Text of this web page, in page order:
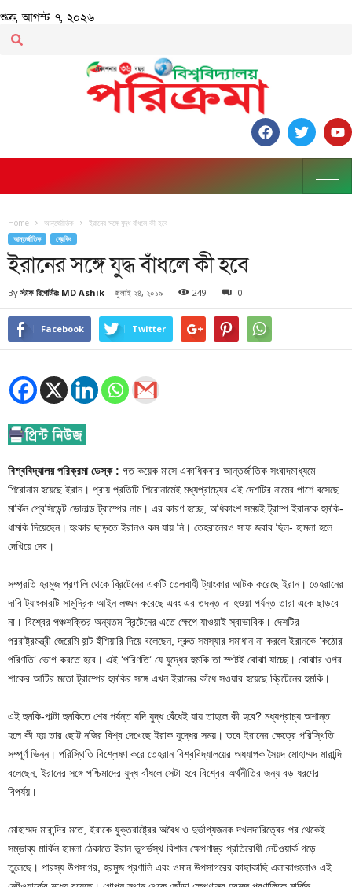
শুক্র, আগস্ট ৭, ২০২৬
Home আন্তর্জাতিক ইরানের সঙ্গে যুদ্ধ বাঁধলে কী হবে
আন্তর্জাতিক ব্রেকিং
ইরানের সঙ্গে যুদ্ধ বাঁধলে কী হবে
By স্টাফ রিপোর্টারঃ MD Ashik - জুলাই ২৪, ২০১৯ 249 0
Facebook Twitter
বিশ্ববিদ্যালয় পরিক্রমা ডেস্ক : গত কয়েক মাসে একাধিকবার আন্তর্জাতিক সংবাদমাধ্যমে
শিরোনাম হয়েছে ইরান। প্রায় প্রতিটি শিরোনামেই মধ্যপ্রাচ্যের এই দেশটির নামের পাশে বসেছে
মার্কিন প্রেসিডেন্ট ডোনাল্ড ট্রাম্পের নাম। এর কারণ হচ্ছে, অধিকাংশ সময়ই ট্রাম্প ইরানকে হুমকি-
ধামকি দিয়েছেন। হুংকার ছাড়তে ইরানও কম যায় নি। তেহরানেরও সাফ জবাব ছিল- হামলা হলে
দেখিয়ে দেব।
সম্প্রতি হরমুজ প্রণালি থেকে ব্রিটেনের একটি তেলবাহী ট্যাংকার আটক করেছে ইরান। তেহরানের
দাবি ট্যাংকারটি সামুদ্রিক আইন লঙ্ঘন করেছে এবং এর তদন্ত না হওয়া পর্যন্ত তারা একে ছাড়বে
না। বিশ্বের পঞ্চশক্তির অন্যতম ব্রিটেনের এতে ক্ষেপে যাওয়াই স্বাভাবিক। দেশটির
পররাষ্ট্রমন্ত্রী জেরেমি হান্ট হুঁশিয়ারি দিয়ে বলেছেন, দ্রুত সমস্যার সমাধান না করলে ইরানকে ‘কঠোর
পরিণতি’ ভোগ করতে হবে। এই ‘পরিণতি’ যে যুদ্ধের হুমকি তা স্পষ্টই বোঝা যাচ্ছে। বোঝার ওপর
শাকের আটির মতো ট্রাম্পের হুমকির সঙ্গে এখন ইরানের কাঁধে সওয়ার হয়েছে ব্রিটেনের হুমকি।
এই হুমকি-পাল্টা হুমকিতে শেষ পর্যন্ত যদি যুদ্ধ বেঁধেই যায় তাহলে কী হবে? মধ্যপ্রাচ্য অশান্ত
হলে কী হয় তার ছোট্ট নজির বিশ্ব দেখেছে ইরাক যুদ্ধের সময়। তবে ইরানের ক্ষেত্রে পরিস্থিতি
সম্পূর্ণ ভিন্ন। পরিস্থিতি বিশ্লেষণ করে তেহরান বিশ্ববিদ্যালয়ের অধ্যাপক সৈয়দ মোহাম্মদ মারান্দি
বলেছেন, ইরানের সঙ্গে পশ্চিমাদের যুদ্ধ বাঁধলে সেটা হবে বিশ্বের অর্থনীতির জন্য বড় ধরণের
বিপর্যয়।
মোহাম্মদ মারান্দির মতে, ইরাকে যুক্তরাষ্ট্রের অবৈধ ও দুর্ভাগ্যজনক দখলদারিত্বের পর থেকেই
সম্ভাব্য মার্কিন হামলা ঠেকাতে ইরান ভূগর্ভস্থ বিশাল ক্ষেপণাস্ত্র প্রতিরোধী নেটওয়ার্ক গড়ে
তুলেছে। পারস্য উপসাগর, হরমুজ প্রণালি এবং ওমান উপসাগরের কাছাকাছি এলাকাগুলোও এই